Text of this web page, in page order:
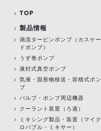
TOP
製品情報
渦流タービンポンプ （カスケー
ドポンプ）
うず巻ポンプ
液封式真空ポンプ
気液・固形物移送・容積式ポン
プ
バルブ・ポンプ周辺機器
クーラント装置（ろ過）
ミキシング製品・装置（マイク
ロバブル・ミキサー）